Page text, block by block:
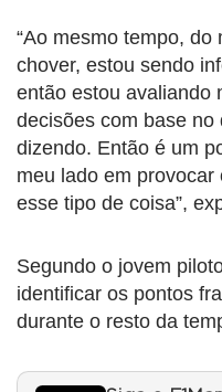
“Ao mesmo tempo,
chover, estou sendo
então estou avaliando
decisões com base
dizendo. Então é um
meu lado em
esse tipo de coisa”,
Segundo o jovem
identificar os pontos
durante o resto da